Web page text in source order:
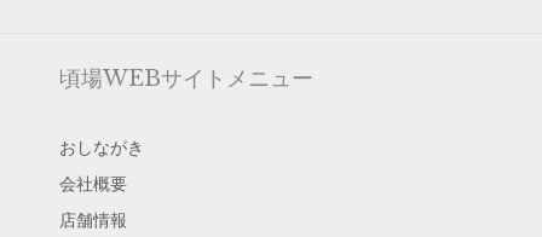
頃場WEBサイトメニュー
おしながき
会社概要
店舗情報